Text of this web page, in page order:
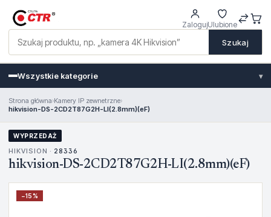
Szukaj
ZalogujUlubione
Wszystkie kategorie ▾
Strona główna›Kamery IP zewnetrzne›
hikvision-DS-2CD2T87G2H-LI(2.8mm)(eF)
WYPRZEDAŻ
HIKVISION · 28336
hikvision-DS-2CD2T87G2H-LI(2.8mm)(eF)
−15%